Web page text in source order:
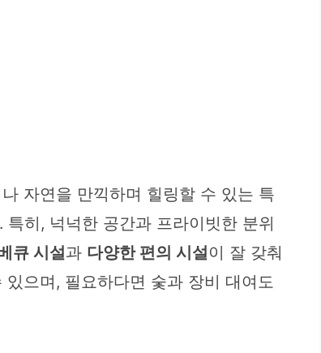
자연을 만끽하며 힐링할 수 있는 특
히, 넉넉한 공간과 프라이빗한 분위
큐 시설과 다양한 편의 시설이 잘 갖춰
으며, 필요하다면 숯과 장비 대여도